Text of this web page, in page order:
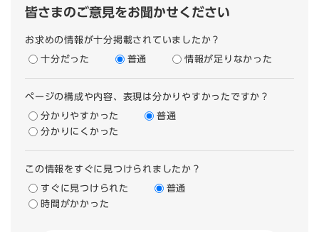
皆さまのご意見をお聞かせください
お求めの情報が十分掲載されていましたか？
十分だった 普通 情報が足りなかった
ページの構成や内容、表現は分かりやすかったですか？
分かりやすかった
普通
分かりにくかった
この情報をすぐに見つけられましたか？
すぐに見つけられた
普通
時間がかかった